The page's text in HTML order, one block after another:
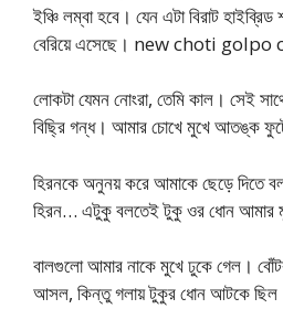
ইঞ্চি লম্বা হবে। যেন এটা বিরাট
বেরিয়ে এসেছে। new choti golpo
লোকটা যেমন নোংরা, তেমি কাল। সেই
বিছ্রি গন্ধ। আমার চোখে মুখে আতঙ্ক
হিরনকে অনুনয় করে আমাকে ছেড়ে দিতে
হিরন… এটুকু বলতেই টুকু ওর ধোন আমার
বালগুলো আমার নাকে মুখে ঢুকে গেল।
আসল, কিন্তু গলায় টুকুর ধোন আটকে